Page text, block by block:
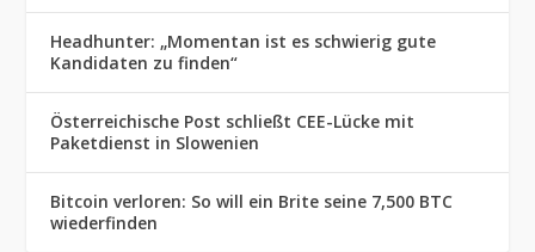
Headhunter: „Momentan ist es schwierig gute
Kandidaten zu finden“
Österreichische Post schließt CEE-Lücke mit
Paketdienst in Slowenien
Bitcoin verloren: So will ein Brite seine 7,500 BTC
wiederfinden